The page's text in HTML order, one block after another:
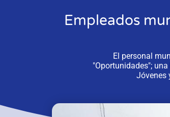
Empleados
El personal
"Oportunidades";
Jóvenes